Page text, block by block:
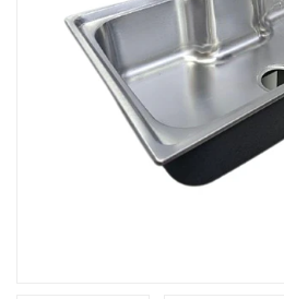
Previous